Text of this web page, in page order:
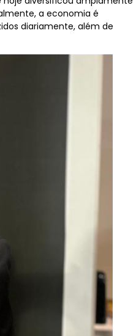
a economia é
diariamente, além de